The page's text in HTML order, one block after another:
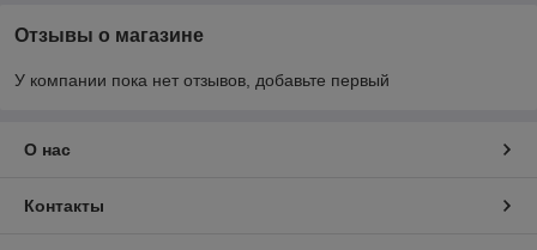
Отзывы о магазине
У компании пока нет отзывов, добавьте первый
О нас
Контакты